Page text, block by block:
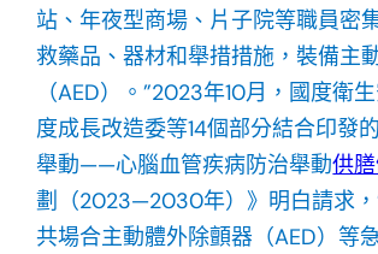
站、年夜型商場、片子院等職員密
救藥品、器材和舉措措施，裝備主
（AED）。”2023年10月，國度衛
度成長改造委等14個部分結合印發
舉動——心腦血管疾病防治舉動供
劃（2023—2030年）》明白請求，
共場合主動體外除顫器（AED）等